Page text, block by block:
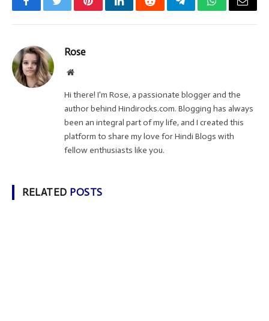
FacebookTwitterPinterestLinkedInRedditTelegramWhatsApp
Email
Rose
Website
Hi there! I'm Rose, a passionate blogger and the
author behind Hindirocks.com. Blogging has always
been an integral part of my life, and I created this
platform to share my love for Hindi Blogs with
fellow enthusiasts like you.
RELATED POSTS